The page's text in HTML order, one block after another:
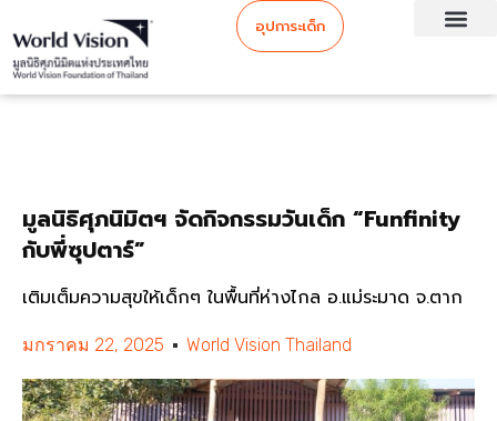
อุปการะเด็ก
มูลนิธิศุภนิมิตฯ จัดกิจกรรมวันเด็ก “Funfinity
กับพี่ซุปตาร์”
เติมเต็มความสุขให้เด็กๆ ในพื้นที่ห่างไกล อ.แม่ระมาด จ.ตาก
มกราคม 22, 2025 World Vision Thailand